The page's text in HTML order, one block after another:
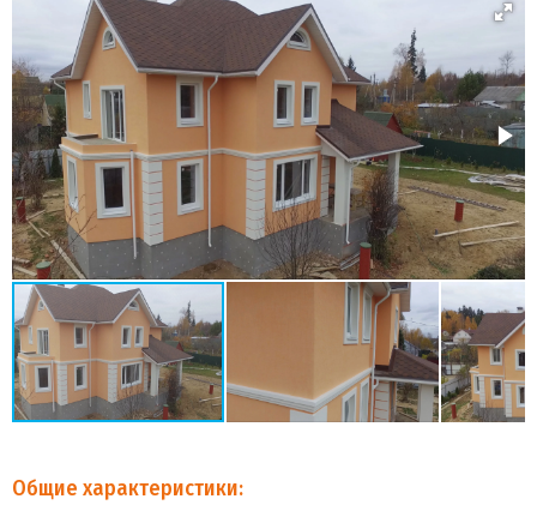
Общие характеристики: